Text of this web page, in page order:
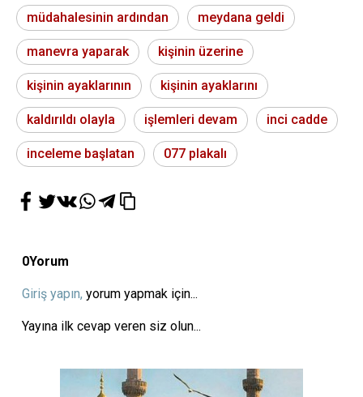
müdahalesinin ardından meydana geldi
manevra yaparak kişinin üzerine
kişinin ayaklarının kişinin ayaklarını
kaldırıldı olayla işlemleri devam inci cadde
inceleme başlatan 077 plakalı
0Yorum
Giriş yapın, yorum yapmak için...
Yayına ilk cevap veren siz olun...